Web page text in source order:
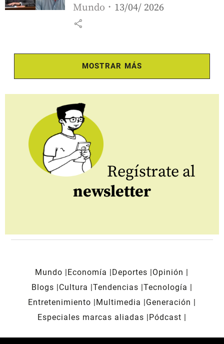
Mundo 13/04/ 2026
share
MOSTRAR MÁS
Regístrate al
newsletter
Mundo Economía Deportes
Opinión
Blogs
Cultura Tendencias Tecnología
Entretenimiento
Multimedia
Generación
Especiales marcas aliadas
Pódcast